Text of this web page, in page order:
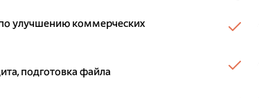
улучшению коммерческих
подготовка файла